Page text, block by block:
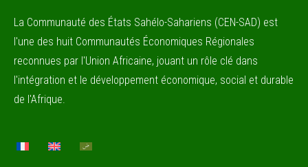
La Communauté des États Sahélo-Sahariens (CEN-SAD) est
l'une des huit Communautés Économiques Régionales
reconnues par l'Union Africaine, jouant un rôle clé dans
l'intégration et le développement économique, social et durable
de l'Afrique.